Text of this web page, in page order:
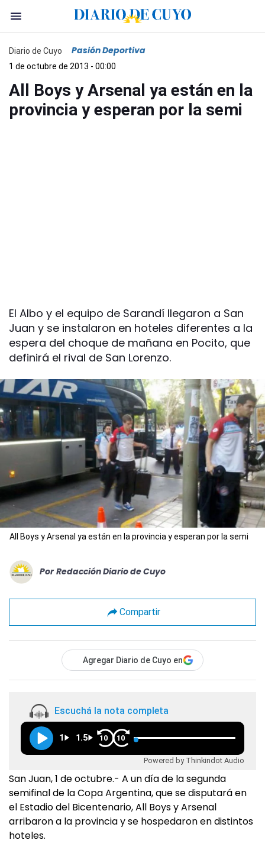
Diario de Cuyo Pasión Deportiva
1 de octubre de 2013 - 00:00
All Boys y Arsenal ya están en la
provincia y esperan por la semi
El Albo y el equipo de Sarandí llegaron a San
Juan y se instalaron en hoteles diferentes a la
espera del choque de mañana en Pocito, que
definirá el rival de San Lorenzo.
All Boys y Arsenal ya están en la provincia y esperan por la semi
Por Redacción Diario de Cuyo
Compartir
Agregar Diario de Cuyo en
Escuchá la nota completa
1 1.5 10 10
Powered by Thinkindot Audio
San Juan, 1 de octubre.- A un día de la segunda
semifinal de la Copa Argentina, que se disputará en
el Estadio del Bicentenario, All Boys y Arsenal
arribaron a la provincia y se hospedaron en distintos
hoteles.